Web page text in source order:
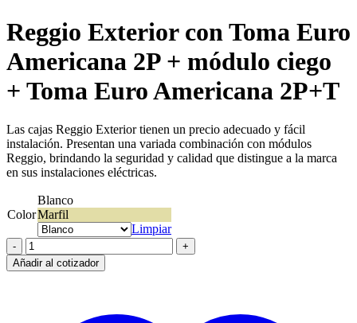
Reggio Exterior con Toma Euro
Americana 2P + módulo ciego
+ Toma Euro Americana 2P+T
Las cajas Reggio Exterior tienen un precio adecuado y fácil
instalación. Presentan una variada combinación con módulos
Reggio, brindando la seguridad y calidad que distingue a la marca
en sus instalaciones eléctricas.
Color
Blanco
Marfil
Limpiar
Reggio
Exterior
con
Añadir al cotizador